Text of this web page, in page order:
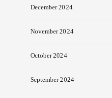
December 2024
November 2024
October 2024
September 2024